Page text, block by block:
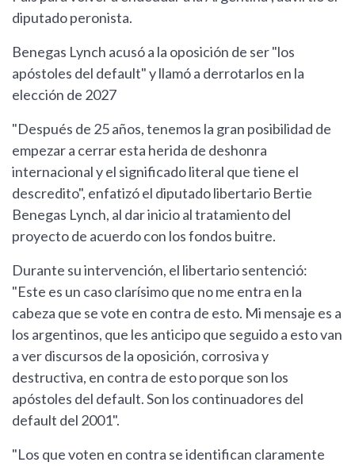
diputado peronista.
Benegas Lynch acusó a la oposición de ser "los
apóstoles del default" y llamó a derrotarlos en la
elección de 2027
"Después de 25 años, tenemos la gran posibilidad de
empezar a cerrar esta herida de deshonra
internacional y el significado literal que tiene el
descredito", enfatizó el diputado libertario Bertie
Benegas Lynch, al dar inicio al tratamiento del
proyecto de acuerdo con los fondos buitre.
Durante su intervención, el libertario sentenció:
"Este es un caso clarísimo que no me entra en la
cabeza que se vote en contra de esto. Mi mensaje es a
los argentinos, que les anticipo que seguido a esto van
a ver discursos de la oposición, corrosiva y
destructiva, en contra de esto porque son los
apóstoles del default. Son los continuadores del
default del 2001".
"Los que voten en contra se identifican claramente